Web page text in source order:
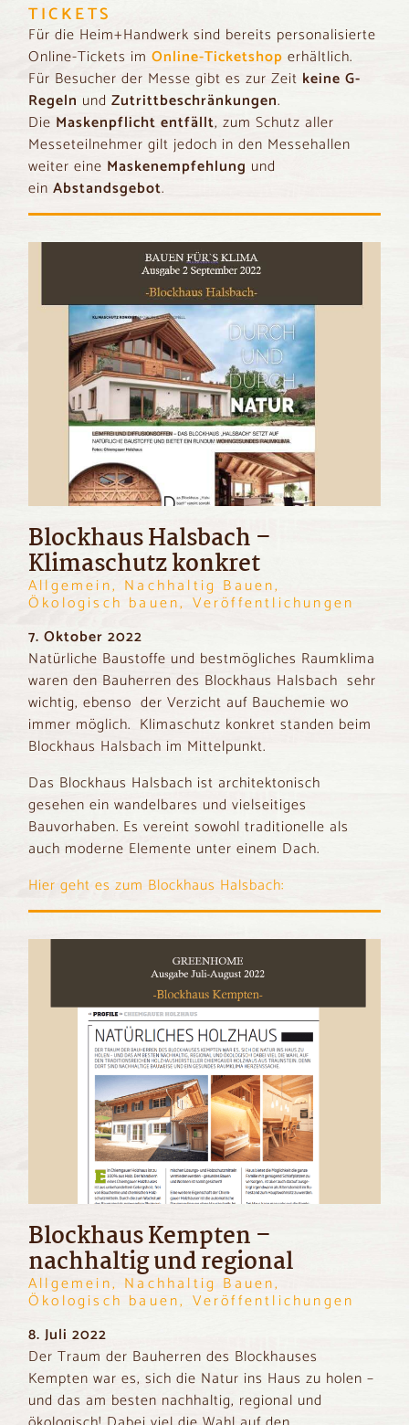
TICKETS
Für die Heim+Handwerk sind bereits personalisierte
Online-Tickets im Online-Ticketshop erhältlich.
Für Besucher der Messe gibt es zur Zeit keine G-
Regeln und Zutrittbeschränkungen.
Die Maskenpflicht entfällt, zum Schutz aller
Messeteilnehmer gilt jedoch in den Messehallen
weiter eine Maskenempfehlung und
ein Abstandsgebot.
Blockhaus Halsbach –
Klimaschutz konkret
Allgemein, Nachhaltig Bauen,
Ökologisch bauen, Veröffentlichungen
7. Oktober 2022
Natürliche Baustoffe und bestmögliches Raumklima
waren den Bauherren des Blockhaus Halsbach sehr
wichtig, ebenso der Verzicht auf Bauchemie wo
immer möglich. Klimaschutz konkret standen beim
Blockhaus Halsbach im Mittelpunkt.
Das Blockhaus Halsbach ist architektonisch
gesehen ein wandelbares und vielseitiges
Bauvorhaben. Es vereint sowohl traditionelle als
auch moderne Elemente unter einem Dach.
Hier geht es zum Blockhaus Halsbach:
Blockhaus Kempten –
nachhaltig und regional
Allgemein, Nachhaltig Bauen,
Ökologisch bauen, Veröffentlichungen
8. Juli 2022
Der Traum der Bauherren des Blockhauses
Kempten war es, sich die Natur ins Haus zu holen –
und das am besten nachhaltig, regional und